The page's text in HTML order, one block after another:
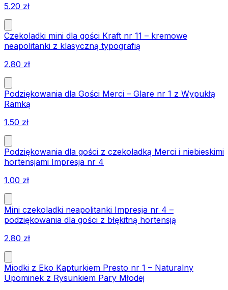
5.20 zł
Czekoladki mini dla gości Kraft nr 11 – kremowe
neapolitanki z klasyczną typografią
2.80 zł
Podziękowania dla Gości Merci – Glare nr 1 z Wypukłą
Ramką
1.50 zł
Podziękowania dla gości z czekoladką Merci i niebieskimi
hortensjami Impresja nr 4
1.00 zł
Mini czekoladki neapolitanki Impresja nr 4 –
podziękowania dla gości z błękitną hortensją
2.80 zł
Miodki z Eko Kapturkiem Presto nr 1 – Naturalny
Upominek z Rysunkiem Pary Młodej